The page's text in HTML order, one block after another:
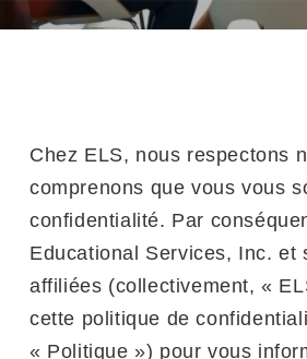
Chez ELS, nous respectons
comprenons que vous vous
confidentialité. Par
Educational Services, Inc. et
affiliées (collectivement, «
cette politique de
« Politique ») pour vous